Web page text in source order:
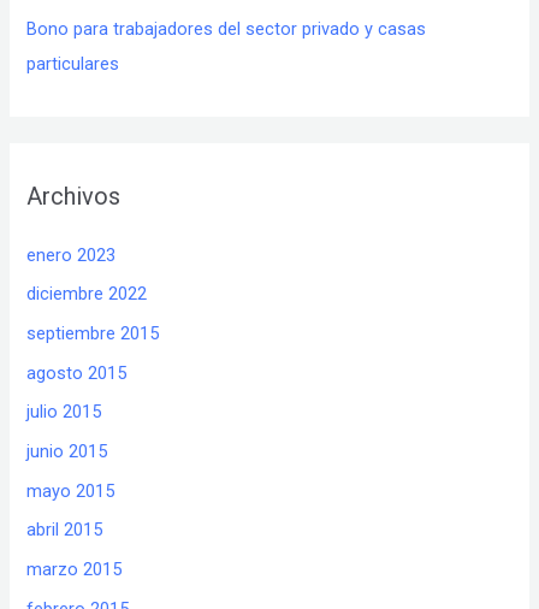
Bono para trabajadores del sector privado y casas
particulares
Archivos
enero 2023
diciembre 2022
septiembre 2015
agosto 2015
julio 2015
junio 2015
mayo 2015
abril 2015
marzo 2015